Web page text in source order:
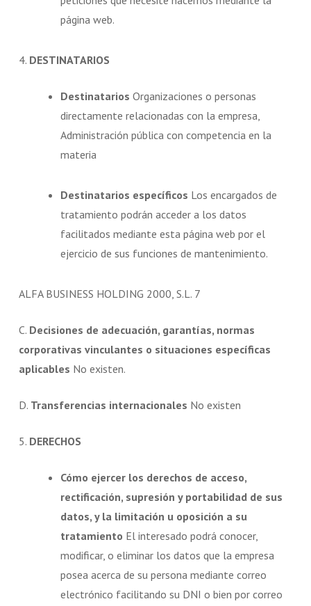
página web.
4. DESTINATARIOS
Destinatarios Organizaciones o personas
directamente relacionadas con la empresa,
Administración pública con competencia en la
materia
Destinatarios específicos Los encargados de
tratamiento podrán acceder a los datos
facilitados mediante esta página web por el
ejercicio de sus funciones de mantenimiento.
ALFA BUSINESS HOLDING 2000, S.L. 7
C. Decisiones de adecuación, garantías, normas
corporativas vinculantes o situaciones específicas
aplicables No existen.
D. Transferencias internacionales No existen
5. DERECHOS
Cómo ejercer los derechos de acceso,
rectificación, supresión y portabilidad de sus
datos, y la limitación u oposición a su
tratamiento El interesado podrá conocer,
modificar, o eliminar los datos que la empresa
posea acerca de su persona mediante correo
electrónico facilitando su DNI o bien por correo